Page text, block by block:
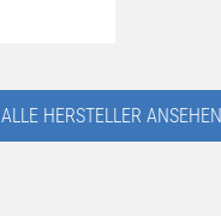
ALLE HERSTELLER ANSEHEN